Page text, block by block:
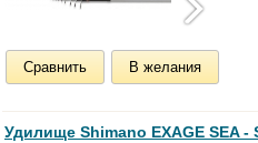
Сравнить В желания
Удилище Shimano EXAGE SEA -